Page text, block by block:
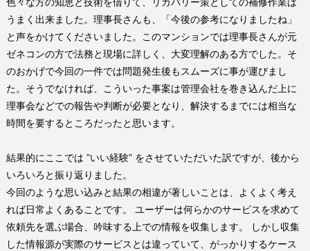
うまく出来ました。理事長さんも、「今後の参考になりましたね」
と声をかけてくださいました。このマンションでは理事長さんが元
ゼネコンの方で法務と現場に詳しく、大変理解のある方でした。そ
のおかげで今回の一件では問題発生後もスムーズに事が運びまし
た。そうでなければ、こういった事案は管理会社を巻き込んだ上に
理事会などでの報告や判断が必要となり、解決するまでには相当な
時間を要するところだったと思います。
結果的にここでは ”いい経験” をさせていただいた訳ですが、後から
いろいろと振り返りました。
今回のような思い込みと結果の相違が著しいことは、よくよく考え
れば日常よくあることです。 ユーザーは何らかのサービスを求めて
依頼先を選ぶ場合、吟味する上での情報を収集します。 しかし収集
した情報源が実際のサービスとは違っていて、がっかりするケース